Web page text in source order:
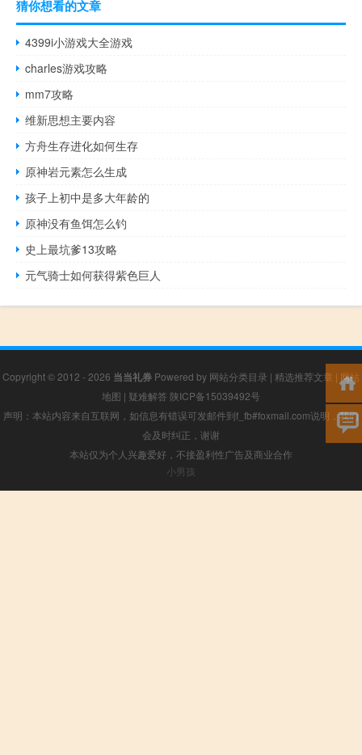
猜你想看的文章
4399i小游戏大全游戏
charles游戏攻略
mm7攻略
维新思想主要内容
方舟生存进化如何生存
原神岩元素怎么生成
孩子上初中是多大年龄的
原神没有鱼饵怎么钓
史上最坑爹13攻略
元气骑士如何获得紫色巨人
Copyright © 2012 - 2026 当当礼券 Powered by 网站分类目录 | 精选推荐文章 | 网站
地图 | 疑难解答 陕ICP备15039492号
声明：本站内容来自互联网，如信息有错误可发邮件到f_fb#foxmail.com说明，我们
会及时纠正，谢谢
本站仅为个人兴趣爱好，不接盈利性广告及商业合作
小男孩